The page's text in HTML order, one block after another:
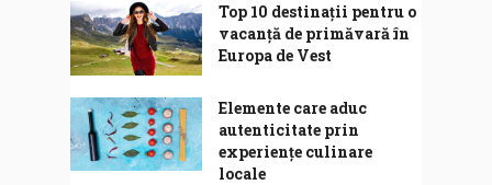
Top 10 destinații pentru o
vacanță de primăvară în
Europa de Vest
Elemente care aduc
autenticitate prin
experiențe culinare
locale